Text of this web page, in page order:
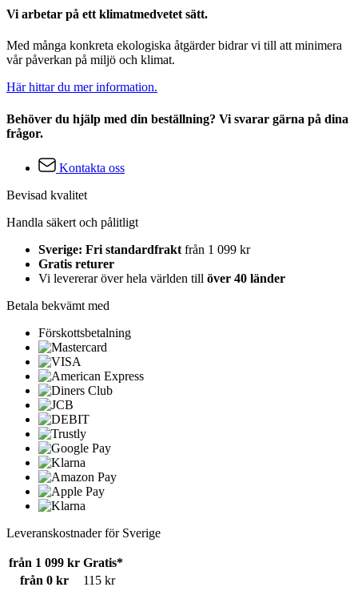
Vi arbetar på ett klimatmedvetet sätt.
Med många konkreta ekologiska åtgärder bidrar vi till att minimera
vår påverkan på miljö och klimat.
Här hittar du mer information.
Behöver du hjälp med din beställning? Vi svarar gärna på dina
frågor.
Kontakta oss
Bevisad kvalitet
Handla säkert och pålitligt
Sverige: Fri standardfrakt från 1 099 kr
Gratis returer
Vi levererar över hela världen till över 40 länder
Betala bekvämt med
Förskottsbetalning
Leveranskostnader för Sverige
från 1 099 kr Gratis*
från 0 kr
115 kr